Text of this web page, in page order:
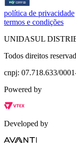
política de privacidade
termos e condições
UNIDASUL
Todos direitos
cnpj: 07.718.633/
Powered by
Developed by